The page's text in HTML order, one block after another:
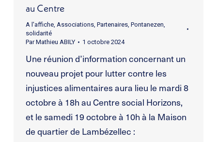
au Centre
A l'affiche, Associations, Partenaires, Pontanezen
solidarité
ParMathieu ABILY 1 octobre 2024
Une réunion d’information concernant un
nouveau projet pour lutter contre les
injustices alimentaires aura lieu le mardi 8
octobre à 18h au Centre social Horizons,
et le samedi 19 octobre à 10h à la Maison
de quartier de Lambézellec :